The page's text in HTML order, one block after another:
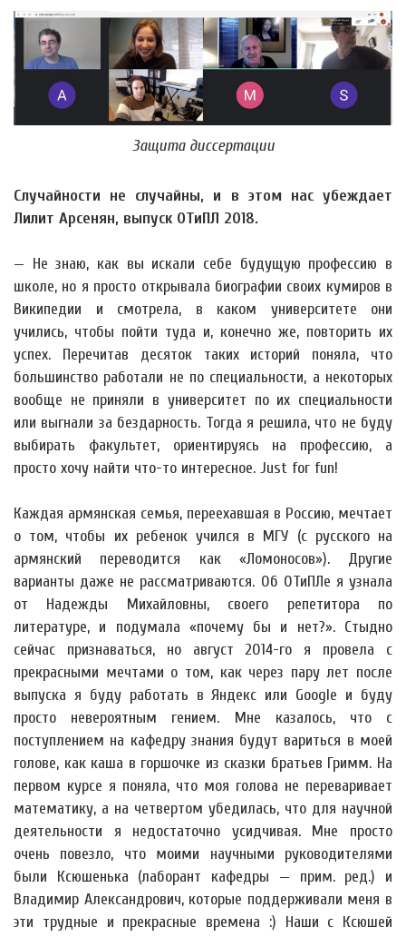
Защита диссертации
Случайности не случайны, и в этом нас убеждает
Лилит Арсенян, выпуск ОТиПЛ 2018.
— Не знаю, как вы искали себе будущую профессию в
школе, но я просто открывала биографии своих кумиров в
Википедии и смотрела, в каком университете они
учились, чтобы пойти туда и, конечно же, повторить их
успех. Перечитав десяток таких историй поняла, что
большинство работали не по специальности, а некоторых
вообще не приняли в университет по их специальности
или выгнали за бездарность. Тогда я решила, что не буду
выбирать факультет, ориентируясь на профессию, а
просто хочу найти что-то интересное. Just for fun!
Каждая армянская семья, переехавшая в Россию, мечтает
о том, чтобы их ребенок учился в МГУ (с русского на
армянский переводится как «Ломоносов»). Другие
варианты даже не рассматриваются. Об ОТиПЛе я узнала
от Надежды Михайловны, своего репетитора по
литературе, и подумала «почему бы и нет?». Стыдно
сейчас признаваться, но август 2014-го я провела с
прекрасными мечтами о том, как через пару лет после
выпуска я буду работать в Яндекс или Google и буду
просто невероятным гением. Мне казалось, что с
поступлением на кафедру знания будут вариться в моей
голове, как каша в горшочке из сказки братьев Гримм. На
первом курсе я поняла, что моя голова не переваривает
математику, а на четвертом убедилась, что для научной
деятельности я недостаточно усидчивая. Мне просто
очень повезло, что моими научными руководителями
были Ксюшенька (лаборант кафедры — прим. ред.) и
Владимир Александрович, которые поддерживали меня в
эти трудные и прекрасные времена :) Наши с Ксюшей